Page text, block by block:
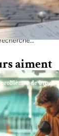
aiment
de